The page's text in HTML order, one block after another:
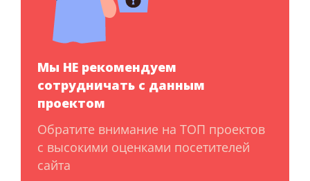
Мы НЕ рекомендуем
сотрудничать с данным
проектом
Обратите внимание на ТОП проектов
с высокими оценками посетителей
сайта